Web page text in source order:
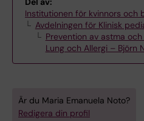
Institutionen för kvinnors och
Avdelningen för Klinisk
Prevention av astma och
Lung och Allergi – Björn
Är du Maria Emanuela Noto?
Redigera din profil